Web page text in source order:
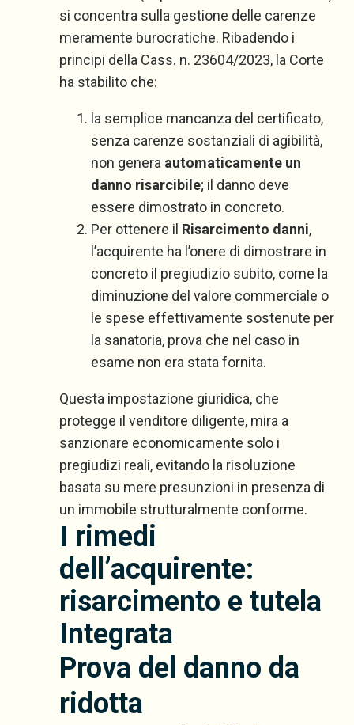
si concentra sulla gestione delle carenze
meramente burocratiche. Ribadendo i
principi della Cass. n. 23604/2023, la Corte
ha stabilito che:
la semplice mancanza del certificato,
senza carenze sostanziali di agibilità,
non genera automaticamente un
danno risarcibile; il danno deve
essere dimostrato in concreto.
Per ottenere il Risarcimento danni,
l’acquirente ha l’onere di dimostrare in
concreto il pregiudizio subito, come la
diminuzione del valore commerciale o
le spese effettivamente sostenute per
la sanatoria, prova che nel caso in
esame non era stata fornita.
Questa impostazione giuridica, che
protegge il venditore diligente, mira a
sanzionare economicamente solo i
pregiudizi reali, evitando la risoluzione
basata su mere presunzioni in presenza di
un immobile strutturalmente conforme.
I rimedi
dell’acquirente:
risarcimento e tutela
Integrata
Prova del danno da
ridotta